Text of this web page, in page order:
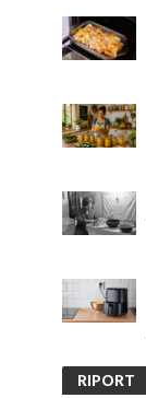
RIPORT